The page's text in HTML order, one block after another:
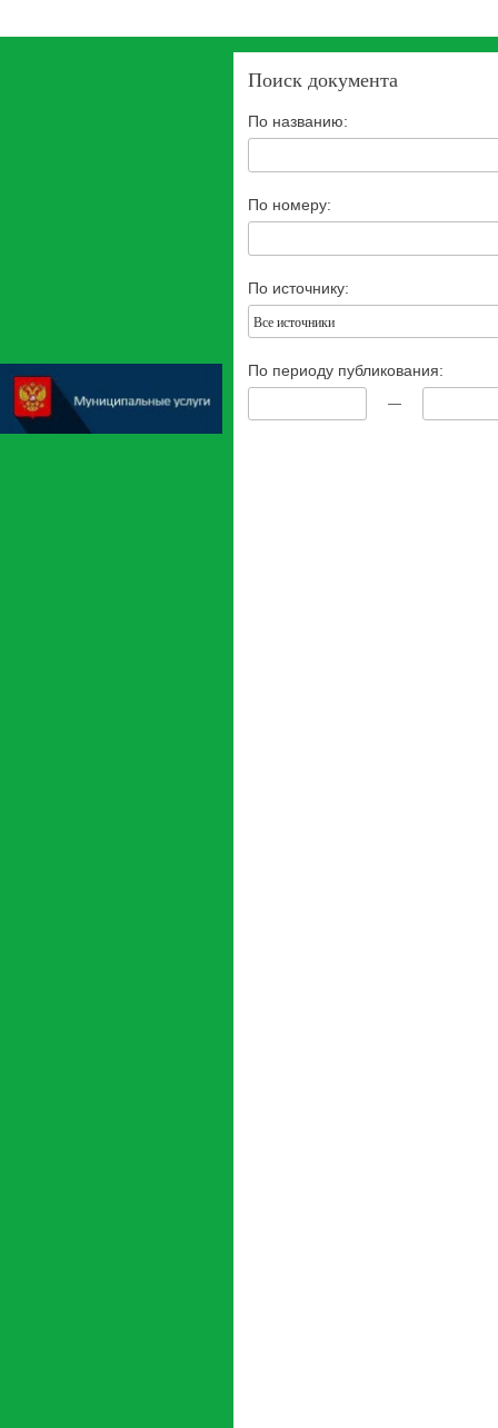
Поиск документа
По названию:
По номеру:
По источнику:
Все источники
По периоду публикования:
—